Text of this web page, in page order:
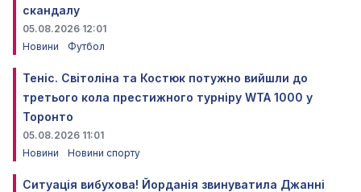
скандалу
05.08.2026 12:01
Новини
Футбол
Теніс. Світоліна та Костюк потужно вийшли до
третього кола престижного турніру WTA 1000 у
Торонто
05.08.2026 11:01
Новини
Новини спорту
Ситуація вибухова! Йорданія звинуватила Джанні